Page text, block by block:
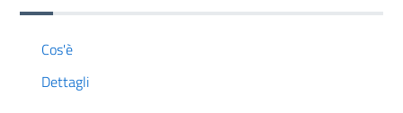
Cos'è
Dettagli